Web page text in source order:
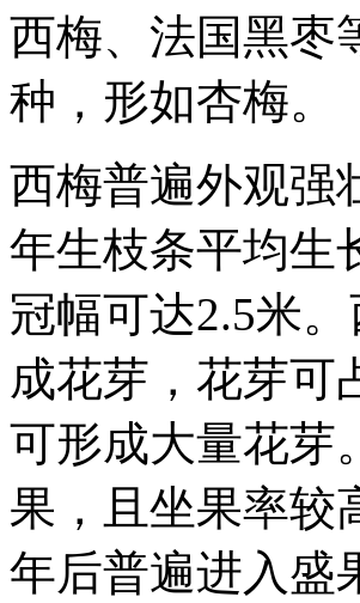
西梅、法国黑枣
种，形如杏梅。
西梅普遍外观强
年生枝条平均生
冠幅可达2.5米
成花芽，花芽可
可形成大量花芽
果，且坐果率较
年后普遍进入盛